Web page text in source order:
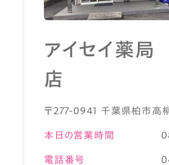
アイセイ薬
店
〒277-0941 千葉県柏市高
本日の営業時間
電話番号